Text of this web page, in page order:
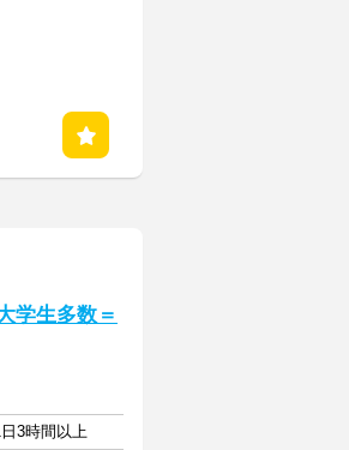
学生多数＝
3時間以上